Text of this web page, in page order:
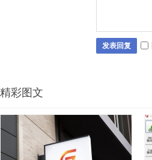
发表回复
精彩图文